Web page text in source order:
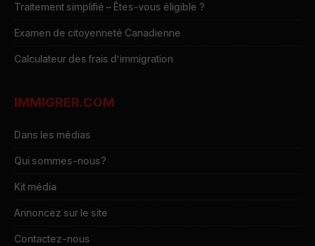
Traitement simplifié – Êtes-vous éligible ?
Examen de citoyenneté Canadienne
Calculateur des frais d’immigration
IMMIGRER.COM
Dans les médias
Qui sommes-nous?
Kit média
Annoncez sur le site
Contactez-nous